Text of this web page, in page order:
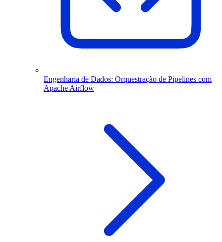
Engenharia de Dados: Orquestração de Pipelines com
Apache Airflow